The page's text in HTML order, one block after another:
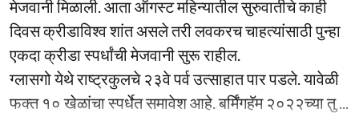
मेजवानी मिळाली. आता ऑगस्ट महिन्यातील सुरुवातीचे काही
दिवस क्रीडाविश्व शांत असले तरी लवकरच चाहत्यांसाठी पुन्हा
एकदा क्रीडा स्पर्धांची मेजवानी सुरू राहील.
ग्लासगो येथे राष्ट्रकुलचे २३वे पर्व उत्साहात पार पडले. यावेळी
फक्त १० खेळांचा स्पर्धेत समावेश आहे. बर्मिंगहॅम २०२२च्या तु ...